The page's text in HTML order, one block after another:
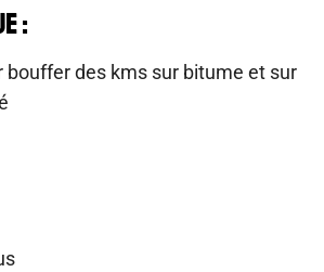
:
bouffer des kms sur bitume et sur